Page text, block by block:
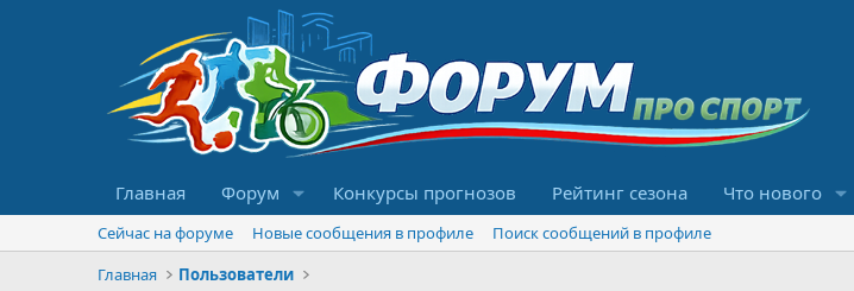
Главная Форум Конкурсы прогнозов Рейтинг сезона Что нового
Сейчас на форуме Новые сообщения в профиле
Поиск сообщений в профиле
Главная
Пользователи